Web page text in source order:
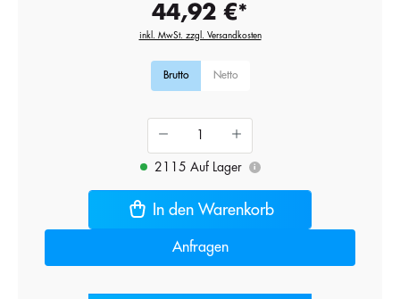
44,92 €*
inkl. MwSt. zzgl. Versandkosten
Brutto Netto
2115 Auf Lager i
In den Warenkorb
Anfragen